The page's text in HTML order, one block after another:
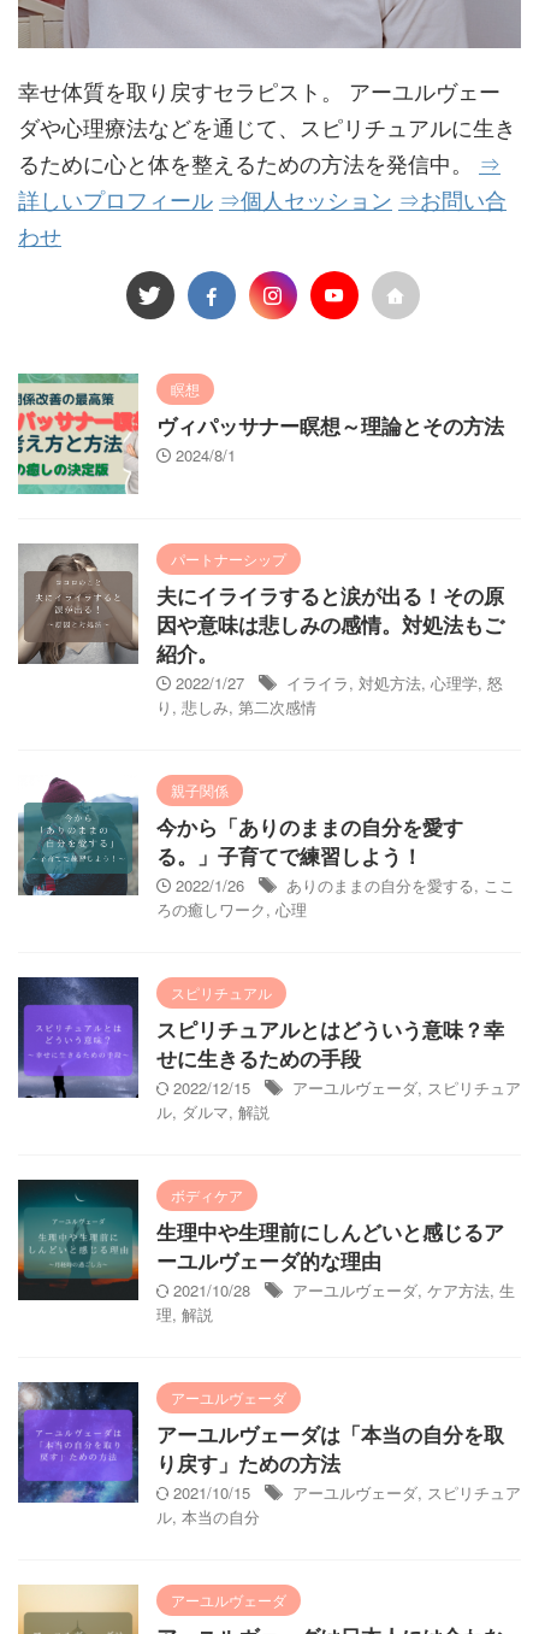
幸せ体質を取り戻すセラピスト。 アーユルヴェー
ダや心理療法などを通じて、スピリチュアルに生き
るために心と体を整えるための方法を発信中。 ⇒
詳しいプロフィール ⇒個人セッション ⇒お問い合
わせ
瞑想
ヴィパッサナー瞑想～理論とその方法
2024/8/1
パートナーシップ
夫にイライラすると涙が出る！その原
因や意味は悲しみの感情。対処法もご
紹介。
2022/1/27 イライラ, 対処方法, 心理学, 怒
り , 悲しみ, 第二次感情
親子関係
今から「ありのままの自分を愛す
る。」子育てで練習しよう！
2022/1/26 ありのままの自分を愛する, ここ
ろの癒しワーク, 心理
スピリチュアル
スピリチュアルとはどういう意味？幸
せに生きるための手段
2022/12/15 アーユルヴェーダ, スピリチュア
ル, ダルマ, 解説
ボディケア
生理中や生理前にしんどいと感じるア
ーユルヴェーダ的な理由
2021/10/28 アーユルヴェーダ, ケア方法, 生
理, 解説
アーユルヴェーダ
アーユルヴェーダは「本当の自分を取
り戻す」ための方法
2021/10/15 アーユルヴェーダ, スピリチュア
ル, 本当の自分
アーユルヴェーダ